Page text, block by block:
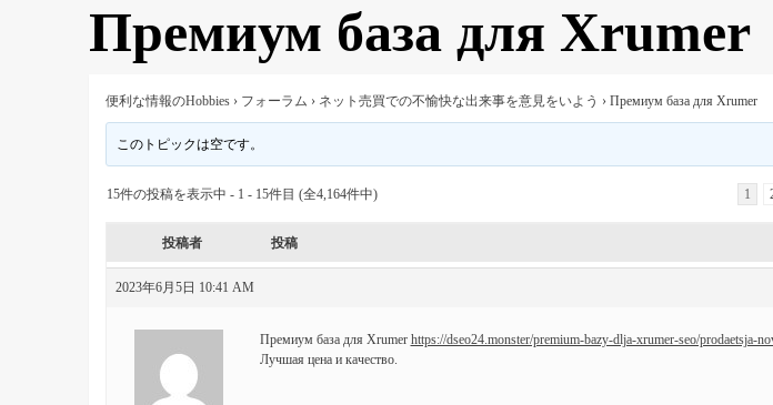
Премиум база для Xrumer
便利な情報のHobbies › フォーラム › ネット売買での不愉快な出来事を意見をいよう › Премиум база для Xrumer
このトピックは空です。
15件の投稿を表示中 - 1 - 15件目 (全4,164件中) 1
投稿者 投稿
2023年6月5日 10:41 AM
Премиум база для Xrumer https://dseo24.monster/premium-bazy-dlja-xrumer-seo/prodaetsja-
Лучшая цена и качество.